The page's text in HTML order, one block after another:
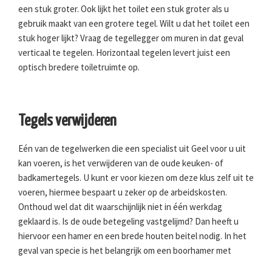
een stuk groter. Ook lijkt het toilet een stuk groter als u
gebruik maakt van een grotere tegel. Wilt u dat het toilet een
stuk hoger lijkt? Vraag de tegellegger om muren in dat geval
verticaal te tegelen. Horizontaal tegelen levert juist een
optisch bredere toiletruimte op.
Tegels verwijderen
Eén van de tegelwerken die een specialist uit Geel voor u uit
kan voeren, is het verwijderen van de oude keuken- of
badkamertegels. U kunt er voor kiezen om deze klus zelf uit te
voeren, hiermee bespaart u zeker op de arbeidskosten.
Onthoud wel dat dit waarschijnlijk niet in één werkdag
geklaard is. Is de oude betegeling vastgelijmd? Dan heeft u
hiervoor een hamer en een brede houten beitel nodig. In het
geval van specie is het belangrijk om een boorhamer met